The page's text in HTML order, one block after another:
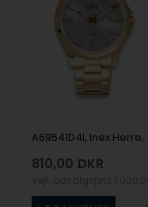
810,00 DKR